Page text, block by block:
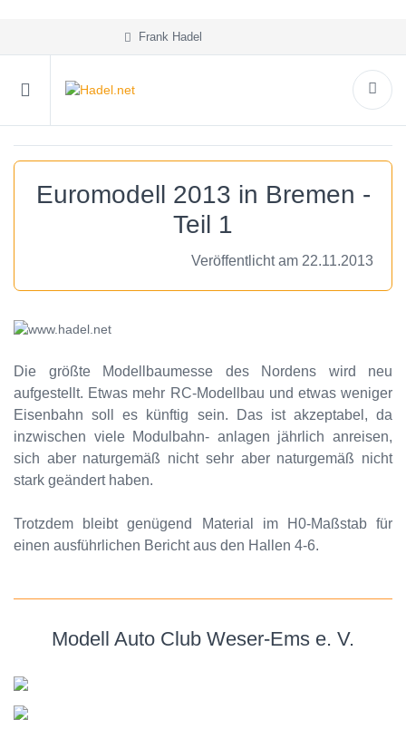
Frank Hadel
Euromodell 2013 in Bremen -
Teil 1
Veröffentlicht am 22.11.2013
Die größte Modellbaumesse des Nordens wird neu
aufgestellt. Etwas mehr RC-Modellbau und etwas weniger
Eisenbahn soll es künftig sein. Das ist akzeptabel, da
inzwischen viele Modulbahn- anlagen jährlich anreisen,
sich aber naturgemäß nicht sehr aber naturgemäß nicht
stark geändert haben.
Trotzdem bleibt genügend Material im H0-Maßstab für
einen ausführlichen Bericht aus den Hallen 4-6.
Modell Auto Club Weser-Ems e. V.